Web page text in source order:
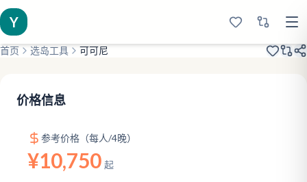
Y
首页 选岛工具 可可尼
价格信息
参考价格（每人/4晚）
¥10,750 起